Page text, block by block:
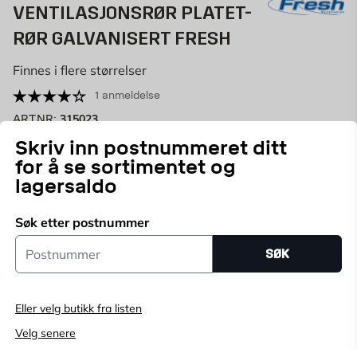
Skriv inn postnummeret ditt
for å se sortimentet og
lagersaldo
Søk etter postnummer
Postnummer
SØK
Eller velg butikk fra listen
Velg senere
VENTILASJONSRØR PLATET-
RØR GALVANISERT FRESH
Finnes i flere størrelser
1 anmeldelse
ART.NR:315023
Ventilasjonsrør Fresh T-rør i galvanisert stålplate er
perfekt for alle typer sirkulær kanalføring. Dette
allsidige rørsystemet tilbyr fleksibilitet og enkel
bruksområder innen ventilasjon.
Vis mer
Kjøp online, bestill levering i kassen
Angi